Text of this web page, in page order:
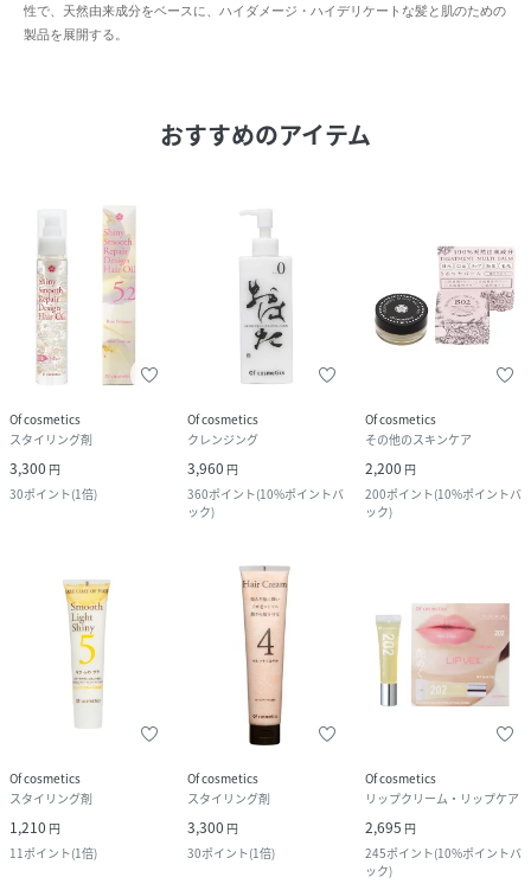
性で、天然由来成分をベースに、ハイダメージ・ハイデリケートな髪と肌のための
製品を展開する。
おすすめのアイテム
Of cosmetics
スタイリング剤
3,300 円
30ポイント(1倍)
Of cosmetics
クレンジング
3,960 円
360ポイント(10%ポイントバ
ック)
Of cosmetics
その他のスキンケア
2,200 円
200ポイント(10%ポイントバ
ック)
Of cosmetics
スタイリング剤
1,210 円
11ポイント(1倍)
Of cosmetics
スタイリング剤
3,300 円
30ポイント(1倍)
Of cosmetics
リップクリーム・リップケア
2,695 円
245ポイント(10%ポイントバ
ック)